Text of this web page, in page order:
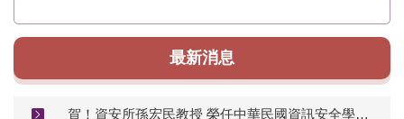
最新消息
賀！資安所孫宏民教授 榮任中華民國資訊安全學會理事長